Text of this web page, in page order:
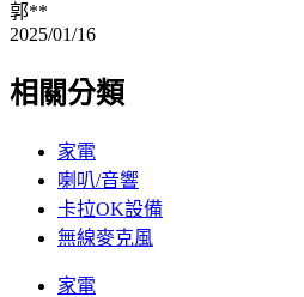
郭**
2025/01/16
相關分類
家電
喇叭/音響
卡拉OK設備
無線麥克風
家電